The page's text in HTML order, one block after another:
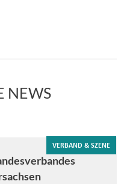
NEWS
VERBAND & SZENE